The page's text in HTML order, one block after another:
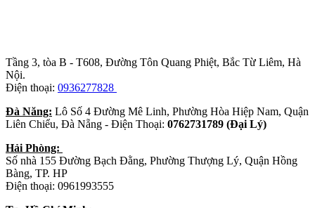
Tầng 3, tòa B - T608, Đường Tôn Quang Phiệt, Bắc Từ Liêm, Hà
Nội.
Điện thoại: 0936277828
Đà Năng: Lô Số 4 Đường Mê Linh, Phường Hòa Hiệp Nam, Quận
Liên Chiểu, Đà Nẵng - Điện Thoại: 0762731789 (Đại Lý)
Hải Phòng:
Số nhà 155 Đường Bạch Đằng, Phường Thượng Lý, Quận Hồng
Bàng, TP. HP
Điện thoại: 0961993555